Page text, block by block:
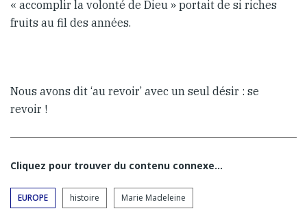
« accomplir la volonté de Dieu » portait de si riches
fruits au fil des années.
Nous avons dit ‘au revoir’ avec un seul désir : se
revoir !
Cliquez pour trouver du contenu connexe…
EUROPE histoire Marie Madeleine